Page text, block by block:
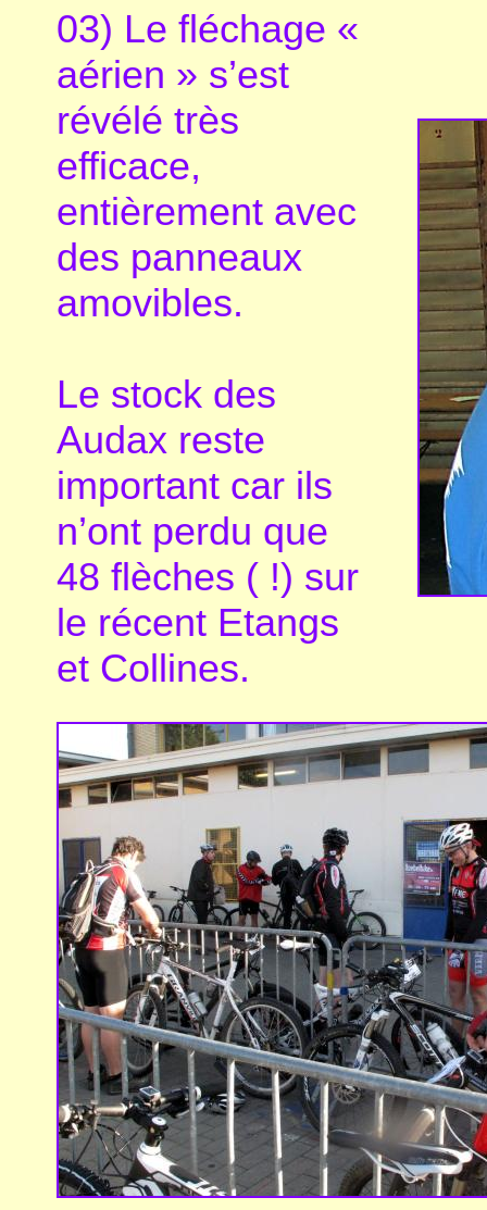
03) Le fléchage «
aérien » s’est
révélé très
efficace,
entièrement avec
des panneaux
amovibles.
Le stock des
Audax reste
important car ils
n’ont perdu que
48 flèches ( !) sur
le récent Etangs
et Collines.